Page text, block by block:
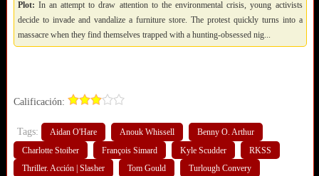
Plot: In an attempt to draw attention to the environmental crisis, young activists
decide to invade and vandalize a furniture store. The protest quickly turns into a
massacre when they find themselves trapped with a hunting-obsessed nig...
Calificación:
Tags: Aidan O'Hare Anouk Whissell
Benny O. Arthur
Charlotte Stoiber
François Simard Kyle Scudder
RKSS
Thriller. Acción | Slasher
Tom Gould
Turlough Convery